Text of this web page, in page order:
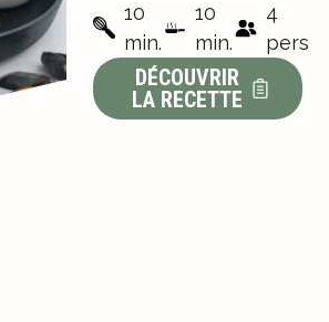
10
min.
10
min.
4
pers
DÉCOUVRIR
LA RECETTE